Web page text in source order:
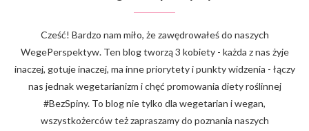
Cześć! Bardzo nam miło, że zawędrowałeś do naszych
WegePerspektyw. Ten blog tworzą 3 kobiety - każda z nas żyje
inaczej, gotuje inaczej, ma inne priorytety i punkty widzenia - łączy
nas jednak wegetarianizm i chęć promowania diety roślinnej
#BezSpiny. To blog nie tylko dla wegetarian i wegan,
wszystkożerców też zapraszamy do poznania naszych